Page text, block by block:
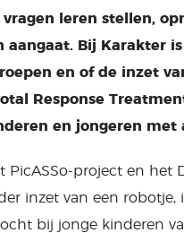
leren stellen,
Bij Karakter
en of de inzet
Response
en jongeren met
PicASSo-project en het
inzet van een
bij jonge kinderen